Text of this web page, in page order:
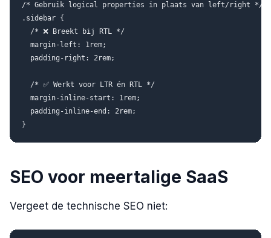
/* Gebruik logical properties in plaats van left/right */
.sidebar {
  /* ❌ Breekt bij RTL */
  margin-left: 1rem;
  padding-right: 2rem;
  /* ✅ Werkt voor LTR én RTL */
  margin-inline-start: 1rem;
  padding-inline-end: 2rem;
SEO voor meertalige SaaS
Vergeet de technische SEO niet: